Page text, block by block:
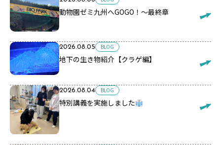
動物園ゼミ九州へGOGO！～最終章
2026.08.05 BLOG
地下の生き物紹介【クラゲ編】
2026.08.04 BLOG
特別講義を実施しました